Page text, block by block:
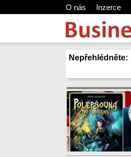
O nás Inzerce
Nepřehlédněte: